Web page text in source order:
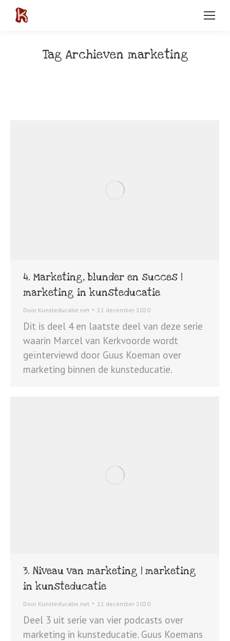
Tag Archieven marketing
4. Marketing, blunder en succes |
marketing in kunsteducatie
Door Kunsteducatie.net 11 december 2020
Dit is deel 4 en laatste deel van deze serie
waarin Marcel van Kerkvoorde wordt
geïnterviewd door Guus Koeman over
marketing binnen de kunsteducatie.
3. Niveau van marketing | marketing
in kunsteducatie
Door Kunsteducatie.net 11 december 2020
Deel 3 uit serie van vier podcasts over
marketing in kunsteducatie. Guus Koemans